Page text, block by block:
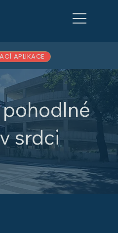
APLIKACE
srdci